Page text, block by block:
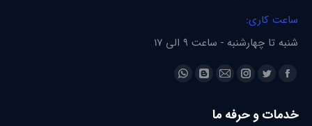
ساعت کاری:
شنبه تا چهارشنبه - ساعت 9 الی 17
Find us on:
Facebook
opens
Twitter
opens
Instagram
opens
Mail
opens
Blogger
Whatsapp
خدمات و حرفه ما